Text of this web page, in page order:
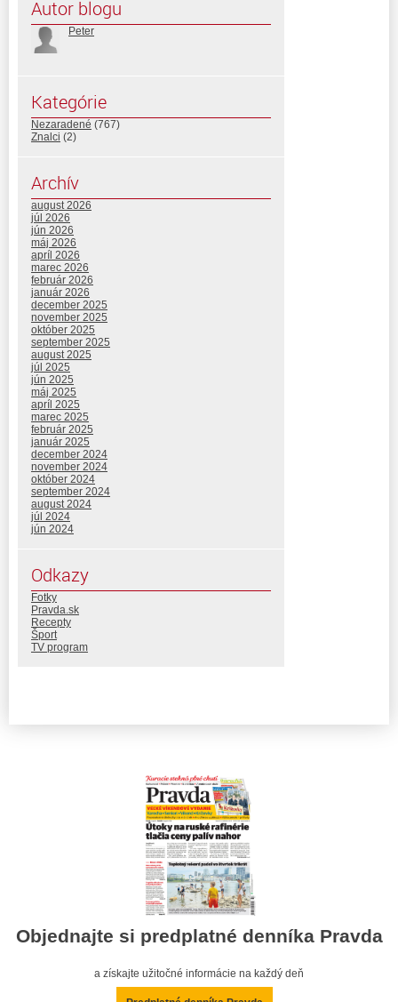
Autor blogu
Peter
Kategórie
Nezaradené (767)
Znalci (2)
Archív
august 2026
júl 2026
jún 2026
máj 2026
apríl 2026
marec 2026
február 2026
január 2026
december 2025
november 2025
október 2025
september 2025
august 2025
júl 2025
jún 2025
máj 2025
apríl 2025
marec 2025
február 2025
január 2025
december 2024
november 2024
október 2024
september 2024
august 2024
júl 2024
jún 2024
Odkazy
Fotky
Pravda.sk
Recepty
Šport
TV program
Objednajte si predplatné denníka Pravda
a získajte užitočné informácie na každý deň